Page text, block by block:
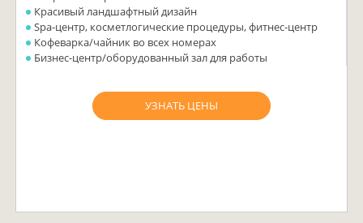
Красивый ландшафтный дизайн
Spa-центр, косметлогические процедуры, фитнес-центр
Кофеварка/чайник во всех номерах
Бизнес-центр/оборудованный зал для работы
УЗНАТЬ ЦЕНЫ